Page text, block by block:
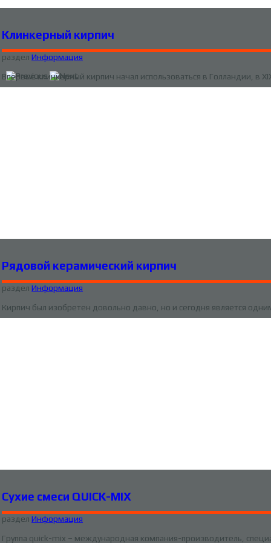
Клинкерный кирпич
раздел Информация
Впервые клинкерный кирпич начал использоваться в Голландии, в
Рядовой керамический кирпич
раздел Информация
Кирпич был изобретен довольно давно, но и сегодня является
Сухие смеси QUICK-MIX
раздел Информация
Группа quick-mix – международная компания-производитель,